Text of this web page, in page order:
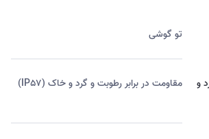
تو گوشی
و
مقاومت در برابر رطوبت و گرد و خاک (IP۵۷)